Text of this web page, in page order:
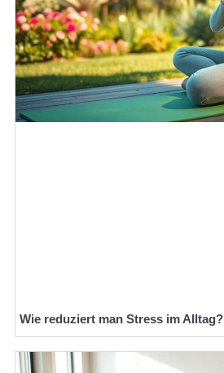
Wie reduziert man Stress im Alltag?